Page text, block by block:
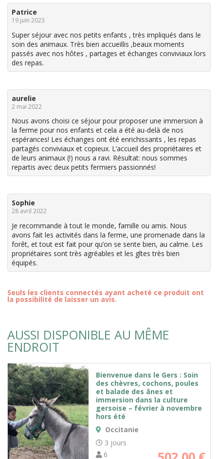
Patrice
19 juin 2023
Super séjour avec nos petits enfants , très impliqués dans le
soin des animaux. Très bien accueillis ,beaux moments
passés avec nos hôtes , partages et échanges conviviaux lors
des repas.
aurelie
2 mai 2022
Nous avons choisi ce séjour pour proposer une immersion à
la ferme pour nos enfants et cela a été au-delà de nos
espérances! Les échanges ont été enrichissants , les repas
partagés conviviaux et copieux. L’accueil des propriétaires et
de leurs animaux (!) nous a ravi. Résultat: nous sommes
repartis avec deux petits fermiers passionnés!
Sophie
28 avril 2022
Je recommande à tout le monde, famille ou amis. Nous
avons fait les activités dans la ferme, une promenade dans la
forêt, et tout est fait pour qu’on se sente bien, au calme. Les
propriétaires sont très agréables et les gîtes très bien
équipés.
Seuls les clients connectés ayant acheté ce produit ont
la possibilité de laisser un avis.
AUSSI DISPONIBLE AU MÊME
ENDROIT
Bienvenue dans le Gers : Soin
des chèvres, cochons, poules
et balade des ânes et
immersion dans la culture
gersoise – février à novembre
hors été
Occitanie
3 jours
6